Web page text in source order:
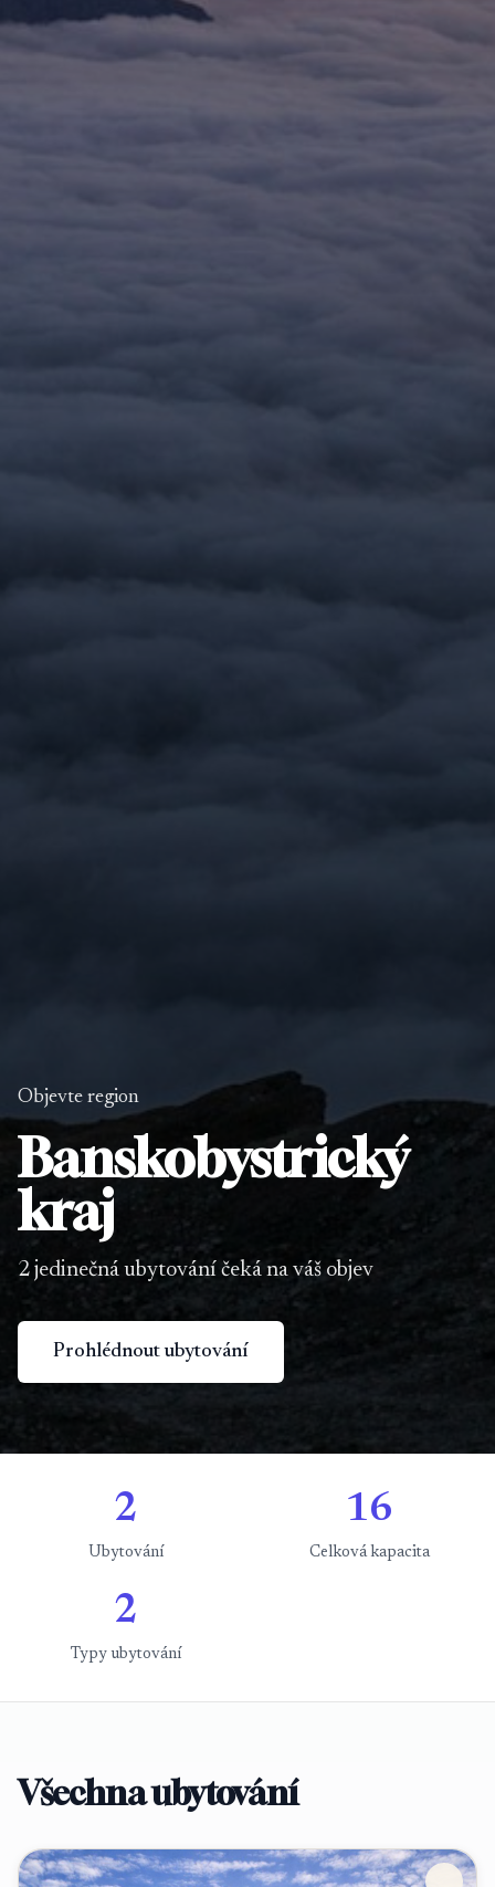
Objevte region
Banskobystrický
kraj
2 jedinečná ubytování čeká na váš objev
Prohlédnout ubytování
2
Ubytování
16
Celková kapacita
2
Typy ubytování
Všechna ubytování